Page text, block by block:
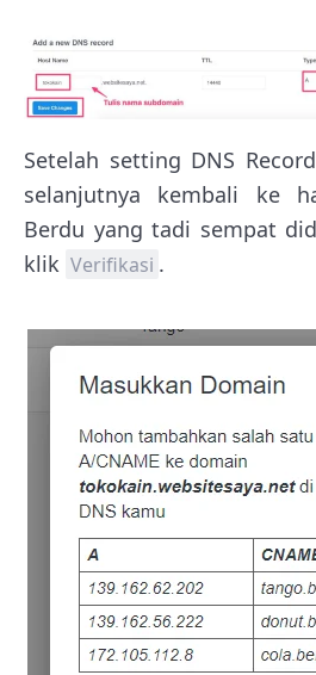
Setelah setting DNS
selanjutnya kembali ke
Berdu yang tadi sempat
klik Verifikasi .